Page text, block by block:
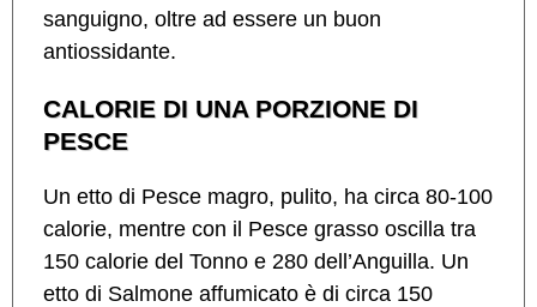
sanguigno, oltre ad essere un buon
antiossidante.
CALORIE DI UNA PORZIONE DI
PESCE
Un etto di Pesce magro, pulito, ha circa 80-100
calorie, mentre con il Pesce grasso oscilla tra
150 calorie del Tonno e 280 dell’Anguilla. Un
etto di Salmone affumicato è di circa 150